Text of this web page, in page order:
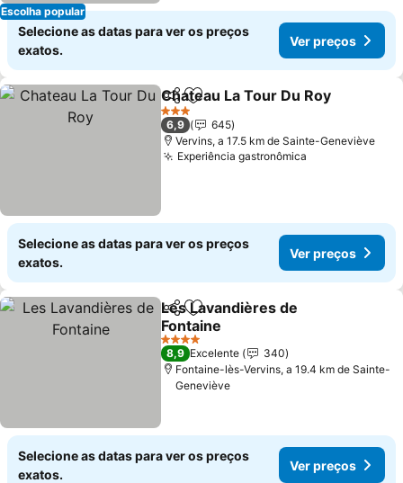
Escolha popular
Selecione as datas para ver os preços
exatos.
Ver preços
PartilharAdicionar aos favoritos
Chateau La Tour Du Roy
3 Estrelas
6,9
645
Vervins, a 17.5 km de Sainte-Geneviève
Experiência gastronômica
Selecione as datas para ver os preços
exatos.
Ver preços
PartilharAdicionar aos favoritos
Les Lavandières de
Fontaine
Ver preços
4 Estrelas
8,9 Excelente
340
Fontaine-lès-Vervins, a 19.4 km de Sainte-
Geneviève
Selecione as datas para ver os preços
exatos.
Ver preços